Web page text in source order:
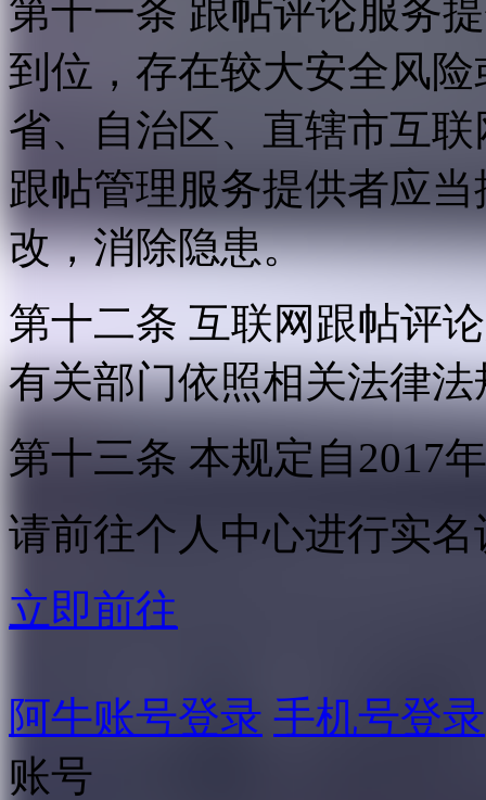
第十一条 跟帖评论服务
到位，存在较大安全风
省、自治区、直辖市互
跟帖管理服务提供者应
改，消除隐患。
第十二条 互联网跟帖评
有关部门依照相关法律
第十三条 本规定自2017
请前往个人中心进行实名
立即前往
阿牛账号登录 手机号登录
账号